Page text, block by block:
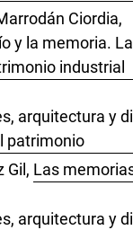
Ciordia,
y la memoria.
industrial
arquitectura y
patrimonio
Gil, Las
arquitectura y